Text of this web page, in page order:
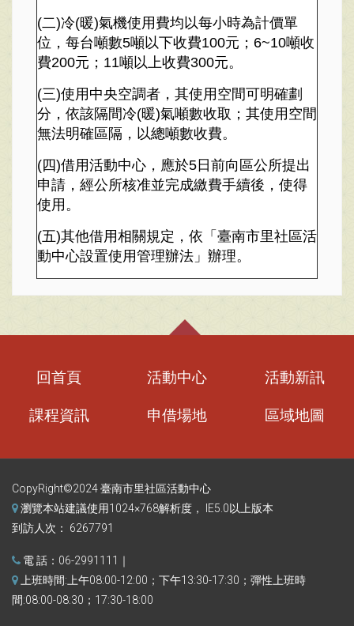
(二)冷(暖)氣機使用費均以每小時為計價單
位，每台噸數5噸以下收費100元；6~10噸收
費200元；11噸以上收費300元。
(三)使用中央空調者，其使用空間可明確劃
分，依該隔間冷(暖)氣噸數收取；其使用空間
無法明確區隔，以總噸數收費。
(四)借用活動中心，應於5日前向區公所提出
申請，經公所核准並完成繳費手續後，使得
使用。
(五)其他借用相關規定，依「臺南市里社區活
動中心設置使用管理辦法」辦理。
回首頁 活動中心 活動新訊
課程資訊 申借場地 區域地圖
CopyRight©2024 臺南市里社區活動中心
瀏覽本站建議使用1024×768解析度， IE5.0以上版本
到訪人次： 6267791
電 話：06-2991111｜
上班時間:上午08:00-12:00；下午13:30-17:30；彈性上班時
間:08:00-08:30；17:30-18:00